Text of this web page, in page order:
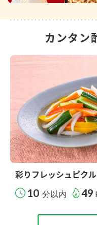
カンタン
彩りフレッシュピク
10 分以内 49